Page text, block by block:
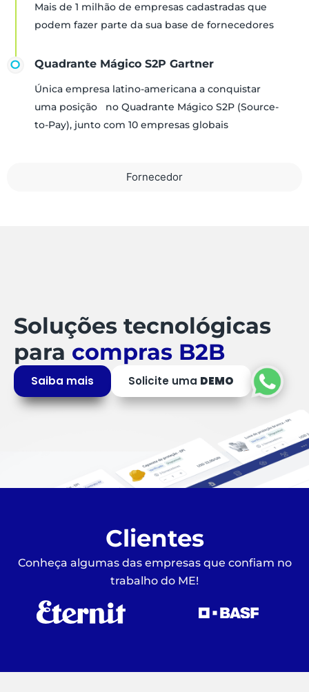
Fornecedor
Mais de 1 milhão de empresas cadastradas que
podem fazer parte da sua base de fornecedores
Quadrante Mágico S2P Gartner
Única empresa latino-americana a conquistar
uma posição no Quadrante Mágico S2P (Source-
to-Pay), junto com 10 empresas globais
Soluções tecnológicas
para compras B2B
Saiba mais Solicite uma DEMO
Clientes
Conheça algumas das empresas que confiam no
trabalho do ME!